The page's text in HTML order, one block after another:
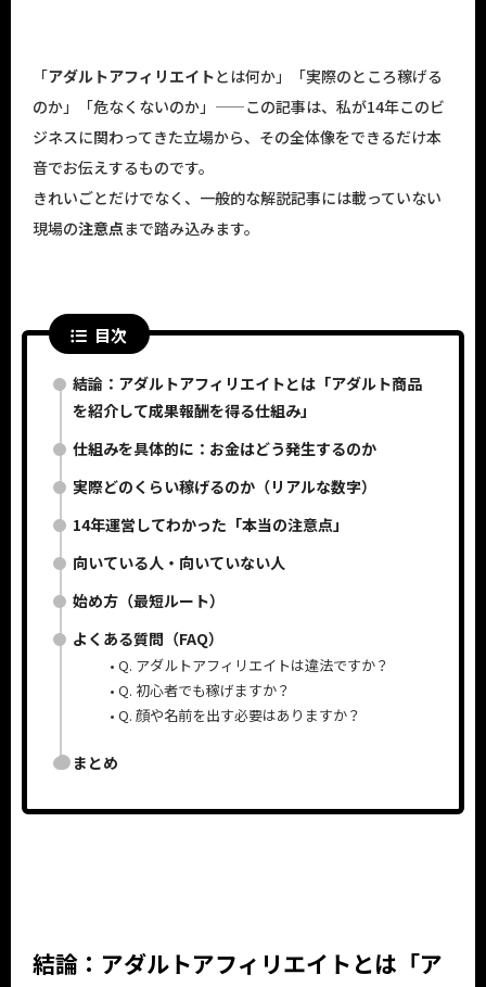
「アダルトアフィリエイトとは何か」「実際のところ稼げる
のか」「危なくないのか」——この記事は、私が14年このビ
ジネスに関わってきた立場から、その全体像をできるだけ本
音でお伝えするものです。
きれいごとだけでなく、一般的な解説記事には載っていない
現場の注意点まで踏み込みます。
目次
結論：アダルトアフィリエイトとは「アダルト商品
を紹介して成果報酬を得る仕組み」
仕組みを具体的に：お金はどう発生するのか
実際どのくらい稼げるのか（リアルな数字）
14年運営してわかった「本当の注意点」
向いている人・向いていない人
始め方（最短ルート）
よくある質問（FAQ）
Q. アダルトアフィリエイトは違法ですか？
Q. 初心者でも稼げますか？
Q. 顔や名前を出す必要はありますか？
まとめ
結論：アダルトアフィリエイトとは「ア